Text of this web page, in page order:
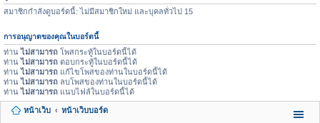
สมาชิกกำลังดูบอร์ดนี้: ไม่มีสมาชิกใหม่ และบุคลทั่วไป 15
การอนุญาตของคุณในบอร์ดนี้
ท่านไม่สามารถ โพสกระทู้ในบอร์ดนี้ได้
ท่านไม่สามารถ ตอบกระทู้ในบอร์ดนี้ได้
ท่านไม่สามารถ แก้ไขโพสของท่านในบอร์ดนี้ได้
ท่านไม่สามารถ ลบโพสของท่านในบอร์ดนี้ได้
ท่านไม่สามารถ แนบไฟล์ในบอร์ดนี้ได้
หน้าเว็บ หน้าเว็บบอร์ด